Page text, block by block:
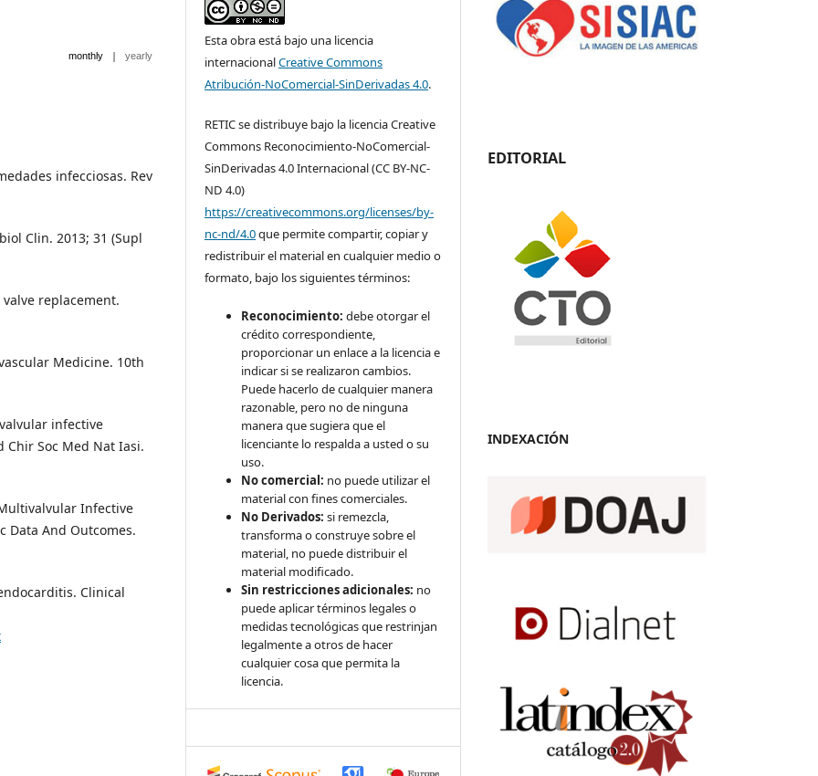
monthly | yearly
infecciosas. Rev
Clin. 2013; 31 (Supl
replacement.
Medicine. 10th
infective
Chir Soc Med Nat Iasi.
Infective
Data And Outcomes.
Clinical
Esta obra está bajo una licencia
internacionalCreative Commons
Atribución-NoComercial-SinDerivadas 4.0.
RETIC se distribuye bajo la licencia Creative
Commons Reconocimiento-NoComercial-
SinDerivadas 4.0 Internacional (CC BY-NC-
ND 4.0)
https://creativecommons.org/licenses/by-
nc-nd/4.0que permite compartir, copiar y
redistribuir el material en cualquier medio o
formato, bajo los siguientes términos:
Reconocimiento: debe otorgar el
crédito correspondiente,
proporcionar un enlace a la licencia e
indicar si se realizaron cambios.
Puede hacerlo de cualquier manera
razonable, pero no de ninguna
manera que sugiera que el
licenciante lo respalda a usted o su
uso.
No comercial: no puede utilizar el
material con fines comerciales.
No Derivados: si remezcla,
transforma o construye sobre el
material, no puede distribuir el
material modificado.
Sin restricciones adicionales: no
puede aplicar términos legales o
medidas tecnológicas que restrinjan
legalmente a otros de hacer
cualquier cosa que permita la
licencia.
EDITORIAL
INDEXACIÓN